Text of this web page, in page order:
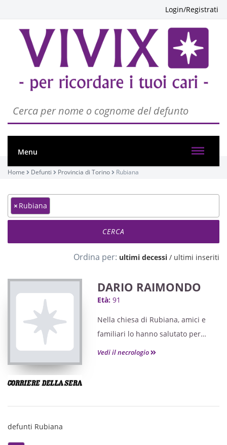
Login/Registrati
Menu
Home Defunti Provincia di Torino Rubiana
× Rubiana
Ordina per: ultimi decessi / ultimi inseriti
DARIO RAIMONDO
Età: 91
Nella chiesa di Rubiana, amici e
familiari lo hanno salutato per
l’ultima volta.
Vedi il necrologio
defunti Rubiana